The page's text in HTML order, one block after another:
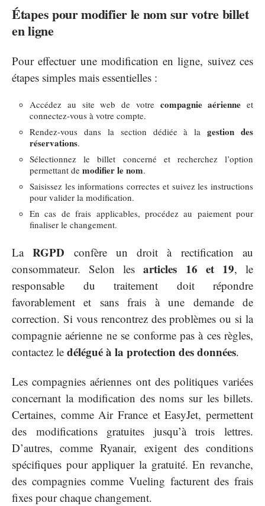
Étapes pour modifier le nom sur votre billet
en ligne
Pour effectuer une modification en ligne, suivez ces
étapes simples mais essentielles :
Accédez au site web de votre compagnie aérienne et
connectez-vous à votre compte.
Rendez-vous dans la section dédiée à lagestion des
réservations.
Sélectionnez le billet concerné et recherchez l’option
permettant de modifier le nom.
Saisissez les informations correctes et suivez les instructions
pour valider la modification.
En cas de frais applicables, procédez au paiement pour
finaliser le changement.
LaRGPD confère un droit à rectification au
consommateur. Selon lesarticles 16 et 19, le
responsable du traitement doit répondre
favorablement et sans frais à une demande de
correction. Si vous rencontrez des problèmes ou si la
compagnie aérienne ne se conforme pas à ces règles,
contactez le délégué à la protection des données.
Les compagnies aériennes ont des politiques variées
concernant la modification des noms sur les billets.
Certaines, comme Air France et EasyJet, permettent
des modifications gratuites jusqu’à trois lettres.
D’autres, comme Ryanair, exigent des conditions
spécifiques pour appliquer la gratuité. En revanche,
des compagnies comme Vueling facturent des frais
fixes pour chaque changement.